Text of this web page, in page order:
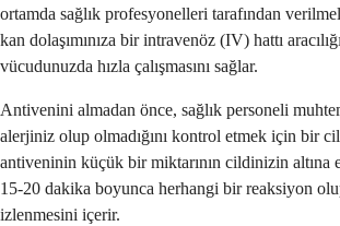
ortamda sağlık profesyonelleri tarafından
kan dolaşımınıza bir intravenöz (IV) hattı
vücudunuzda hızla çalışmasını sağlar.
Antivenini almadan önce, sağlık personeli
alerjiniz olup olmadığını kontrol etmek için bir
antiveninin küçük bir miktarının cildinizin altına
15-20 dakika boyunca herhangi bir reaksiyon
izlenmesini içerir.